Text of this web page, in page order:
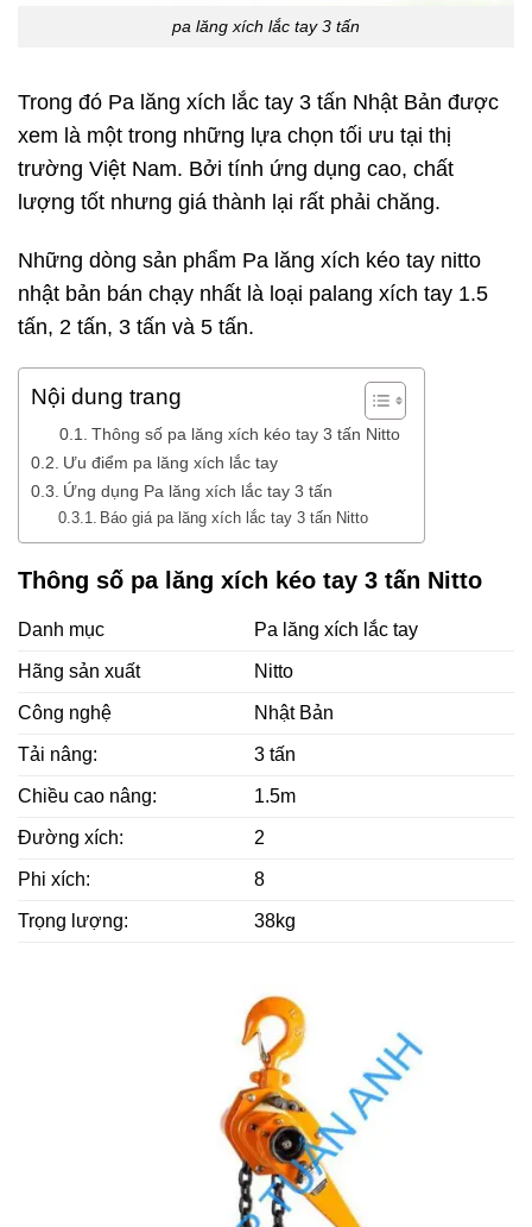
pa lăng xích lắc tay 3 tấn
Trong đó Pa lăng xích lắc tay 3 tấn Nhật Bản được
xem là một trong những lựa chọn tối ưu tại thị
trường Việt Nam. Bởi tính ứng dụng cao, chất
lượng tốt nhưng giá thành lại rất phải chăng.
Những dòng sản phẩm Pa lăng xích kéo tay nitto
nhật bản bán chạy nhất là loại palang xích tay 1.5
tấn, 2 tấn, 3 tấn và 5 tấn.
Nội dung trang
Thông số pa lăng xích kéo tay 3 tấn Nitto
Ưu điểm pa lăng xích lắc tay
Ứng dụng Pa lăng xích lắc tay 3 tấn
Báo giá pa lăng xích lắc tay 3 tấn Nitto
Thông số pa lăng xích kéo tay 3 tấn Nitto
Danh mục Pa lăng xích lắc tay
Hãng sản xuất Nitto
Công nghệ Nhật Bản
Tải nâng: 3 tấn
Chiều cao nâng: 1.5m
Đường xích: 2
Phi xích: 8
Trọng lượng: 38kg